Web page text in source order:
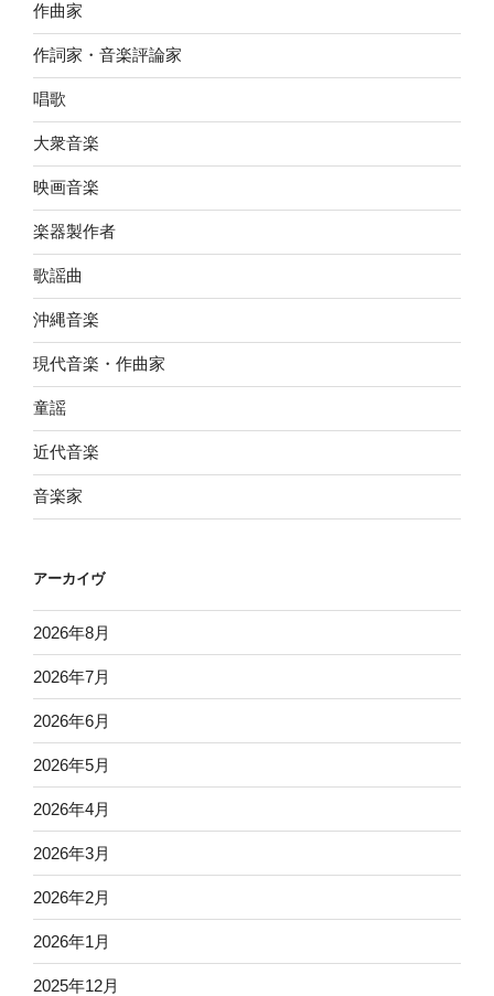
作曲家
作詞家・音楽評論家
唱歌
大衆音楽
映画音楽
楽器製作者
歌謡曲
沖縄音楽
現代音楽・作曲家
童謡
近代音楽
音楽家
アーカイヴ
2026年8月
2026年7月
2026年6月
2026年5月
2026年4月
2026年3月
2026年2月
2026年1月
2025年12月